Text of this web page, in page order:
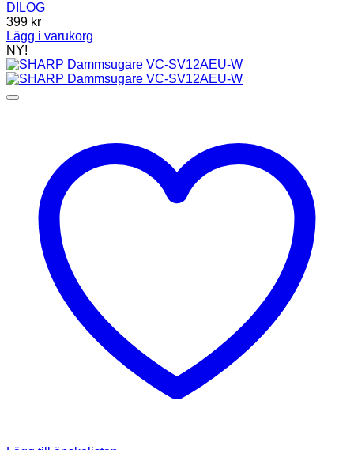
DILOG
399 kr
Lägg i varukorg
NY!